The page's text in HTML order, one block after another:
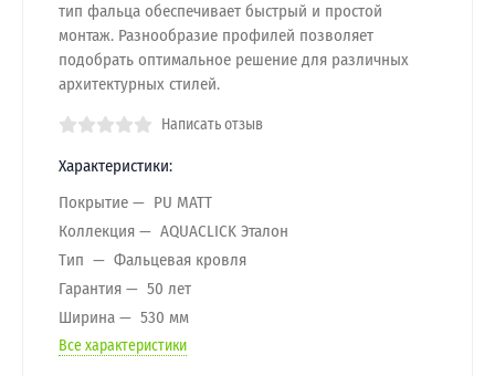
тип фальца обеспечивает быстрый и простой
монтаж. Разнообразие профилей позволяет
подобрать оптимальное решение для различных
архитектурных стилей.
Написать отзыв
Характеристики:
Покрытие
PU MATT
Коллекция
AQUACLICK Эталон
Тип
Фальцевая кровля
Гарантия
50 лет
Ширина
530 мм
Все характеристики